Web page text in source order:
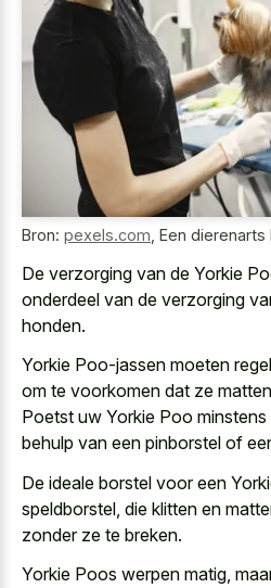
Bron: pexels.com Een
De verzorging van de Yorkie
onderdeel van de verzorging
honden.
Yorkie Poo-jassen moeten
om te voorkomen dat ze
Poetst uw Yorkie Poo
behulp van een pinborstel of
De ideale borstel voor een
speldborstel, die klitten en
zonder ze te breken.
Yorkie Poos werpen matig,